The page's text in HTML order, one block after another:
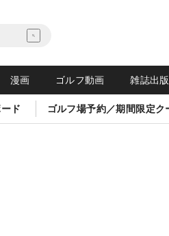
漫画 ゴルフ動画 雑誌出版
ド ゴルフ場予約／期間限定ク